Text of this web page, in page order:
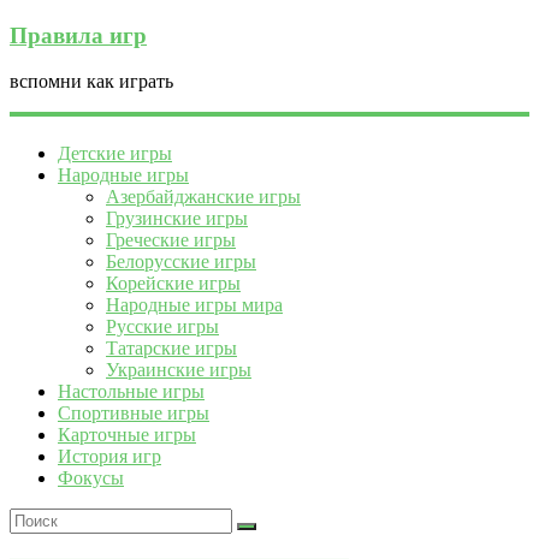
Правила игр
вспомни как играть
Детские игры
Народные игры
Азербайджанские игры
Грузинские игры
Греческие игры
Белорусские игры
Корейские игры
Народные игры мира
Русские игры
Татарские игры
Украинские игры
Настольные игры
Спортивные игры
Карточные игры
История игр
Фокусы